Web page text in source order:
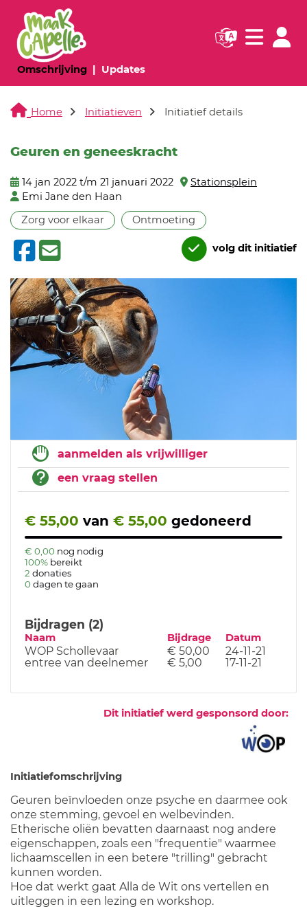
Omschrijving(huidige pagina)
Updates(huidige pagina)
Navigatie
Home Initiatieven Initiatief details
Geuren en geneeskracht
14 jan 2022 t/m 21 januari 2022
Stationsplein
Emi Jane den Haan
Zorg voor elkaar
Ontmoeting
volg dit initiatief
aanmelden als vrijwilliger
een vraag stellen
€ 55,00 van € 55,00 gedoneerd
€ 0,00 nog nodig
100% bereikt
2 donaties
0 dagen te gaan
Bijdragen (2)
Naam Bijdrage Datum
WOP Schollevaar € 50,00
24-11-21
entree van deelnemer
€ 5,00 17-11-21
Dit initiatief werd gesponsord door:
Initiatiefomschrijving
Geuren beïnvloeden onze psyche en daarmee ook
onze stemming, gevoel en welbevinden.
Etherische oliën bevatten daarnaast nog andere
eigenschappen, zoals een "frequentie" waarmee
lichaamscellen in een betere "trilling" gebracht
kunnen worden.
Hoe dat werkt gaat Alla de Wit ons vertellen en
uitleggen in een lezing en workshop.